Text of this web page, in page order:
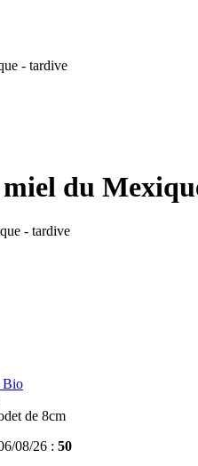
- tardive
miel du
Bio
de 8cm
08/26 : 50